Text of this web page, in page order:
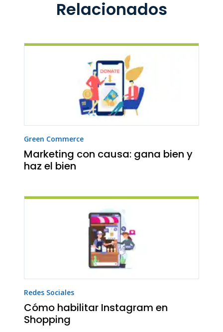
Relacionados
Green Commerce
Marketing con causa: gana bien y
haz el bien
Redes Sociales
Cómo habilitar Instagram en
Shopping